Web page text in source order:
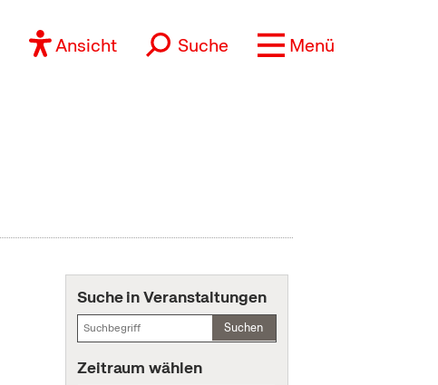
Ansicht Suche Menü
Suche in Veranstaltungen
Suchen
Zeitraum wählen